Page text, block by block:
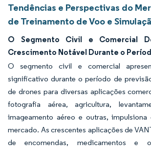
Tendências e Perspectivas do
de Treinamento de Voo e
O Segmento Civil e Comercial
Crescimento Notável Durante o
O segmento civil e comercial
significativo durante o período de
de drones para diversas aplicações
fotografia aérea, agricultura,
imageamento aéreo e outras,
mercado. As crescentes aplicações de
de encomendas, medicamentos e